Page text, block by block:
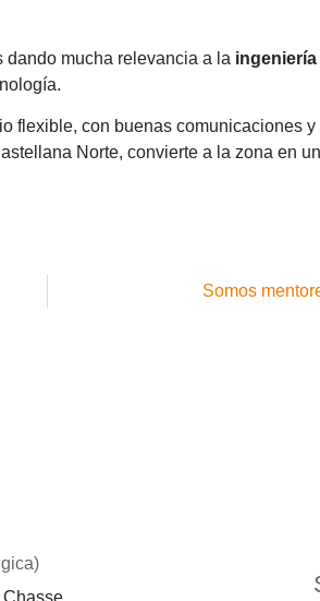
dando mucha relevancia a la ingeniería
flexible, con buenas comunicaciones
Norte, convierte a la zona en
Somos